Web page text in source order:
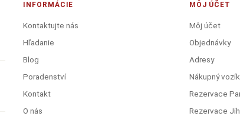
INFORMÁCIE
Kontaktujte nás
Hľadanie
Blog
Poradenství
Kontakt
O nás
MÔJ ÚČET
Môj účet
Objednávky
Adresy
Nákupný vozík
Rezervace
Rezervace